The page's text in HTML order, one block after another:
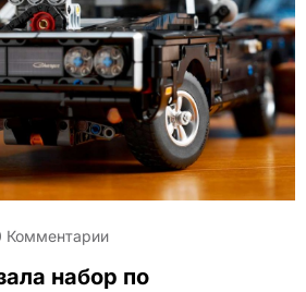
Комментарии
набор по